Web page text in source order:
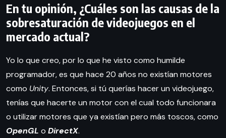
En tu opinión, ¿Cuáles son las causas de la
sobresaturación de videojuegos en el
mercado actual?
Yo lo que creo, por lo que he visto como humilde
programador, es que hace 20 años no existían motores
como Unity. Entonces, si tú querías hacer un videojuego,
tenías que hacerte un motor con el cual todo funcionara
o utilizar motores que ya existían pero más toscos, como
OpenGL o DirectX.